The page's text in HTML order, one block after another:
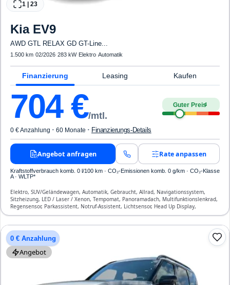
1 23
Kia EV9
AWD GTL RELAX GD GT-Line...
1.500 km·02/2026·283 kW· Elektro·Automatik
Finanzierung Leasing Kaufen
704€/mtl.
Guter Preis4
0 € Anzahlung · 60 Monate · Finanzierungs-Details
Angebot anfragen Rate anpassen
Kraftstoffverbrauch komb. 0 l/100 km · CO₂-Emissionen komb. 0 g/km · CO₂-Klasse
A · WLTP*
Elektro, SUV/Geländewagen, Automatik, Gebraucht, Allrad, Navigationssystem,
Sitzheizung, LED / Laser / Xenon, Tempomat, Panoramadach, Multifunktionslenkrad,
Regensensor, Parkassistent, Notruf-Assistent, Lichtsensor, Head Up Display,
Bluetooth, Freisprecheinrichtung, ESP, ABS, Klimatisierung, Front- und Seiten-Airbags
0 € Anzahlung
Angebot